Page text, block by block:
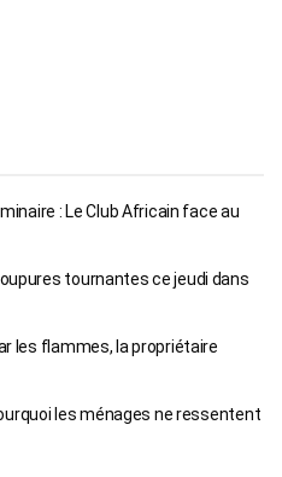
: Le Club Africain face au
tournantes ce jeudi dans
les flammes, la propriétaire
les ménages ne ressentent